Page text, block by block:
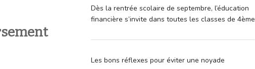
Dès la rentrée scolaire de septembre, l’éducation
financière s’invite dans toutes les classes de 4ème
Les bons réflexes pour éviter une noyade